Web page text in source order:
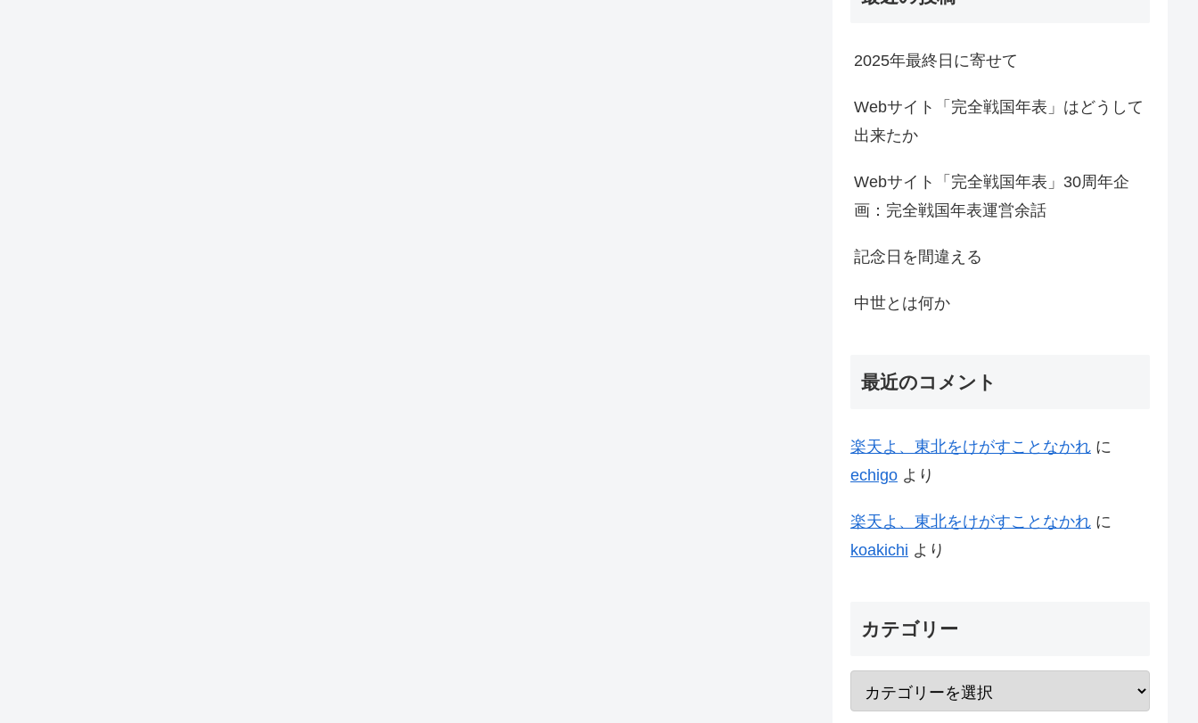
2025年最終日に寄せて
Webサイト「完全戦国年表」はどうして
出来たか
Webサイト「完全戦国年表」30周年企
画：完全戦国年表運営余話
記念日を間違える
中世とは何か
最近のコメント
楽天よ、東北をけがすことなかれ に
echigo より
楽天よ、東北をけがすことなかれ に
koakichi より
カテゴリー